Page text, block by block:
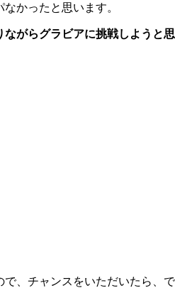
かったと思います。
がらグラビアに挑戦しようと思
、チャンスをいただいたら、で